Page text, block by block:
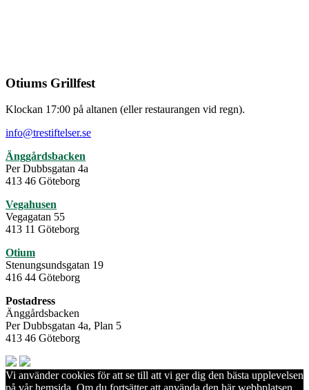
Otiums Grillfest
Klockan 17:00 på altanen (eller restaurangen vid regn).
info@trestiftelser.se
Änggårdsbacken
Per Dubbsgatan 4a
413 46 Göteborg
Vegahusen
Vegagatan 55
413 11 Göteborg
Otium
Stenungsundsgatan 19
416 44 Göteborg
Postadress
Änggårdsbacken
Per Dubbsgatan 4a, Plan 5
413 46 Göteborg
Vi använder cookies för att se till att vi ger dig den bästa upplevelsen